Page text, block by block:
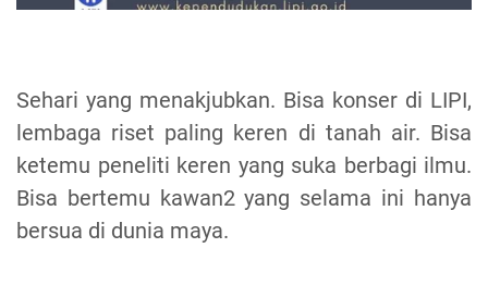
Sehari yang menakjubkan. Bisa konser di LIPI,
lembaga riset paling keren di tanah air. Bisa
ketemu peneliti keren yang suka berbagi ilmu.
Bisa bertemu kawan2 yang selama ini hanya
bersua di dunia maya.